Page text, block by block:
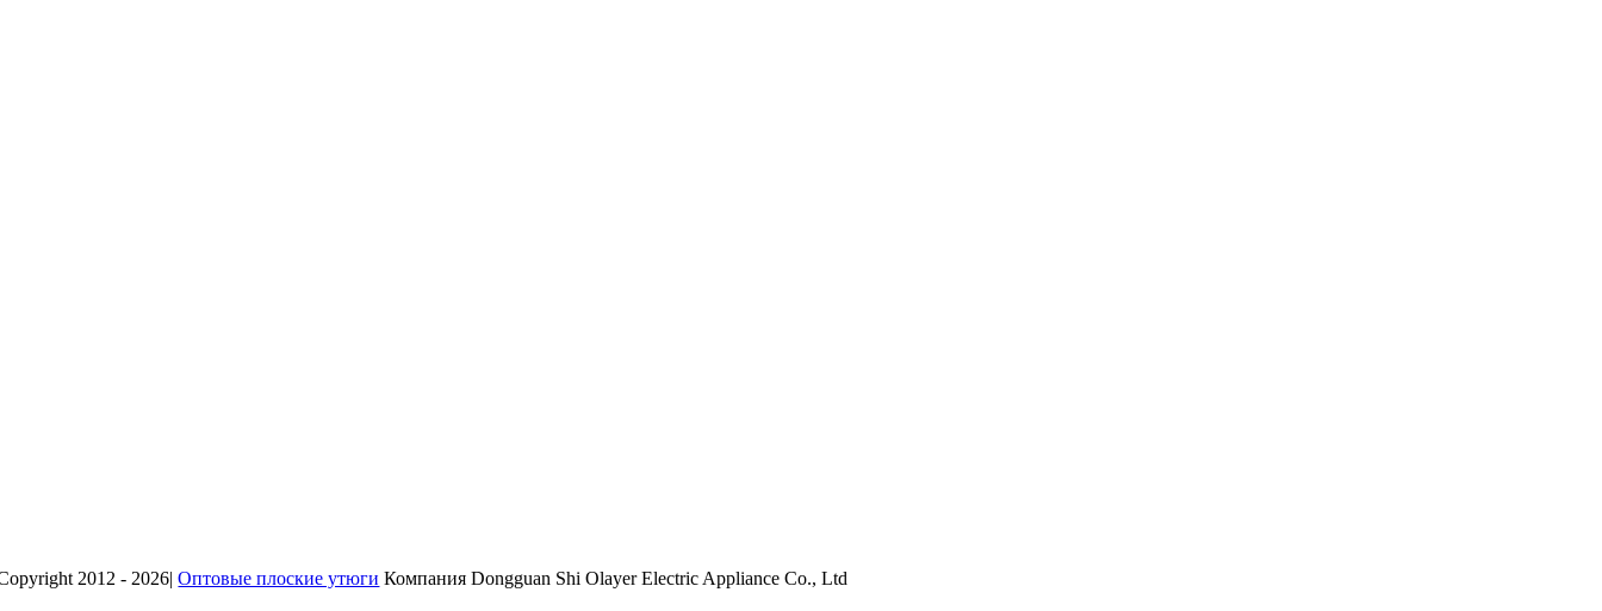
2012 - 2026|Оптовые плоские утюги Компания Dongguan Shi Olayer Electric Appliance Co., Ltd